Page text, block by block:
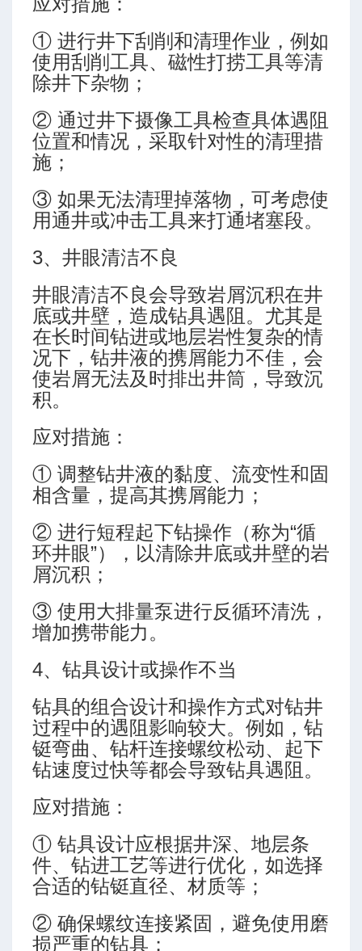
量推荐
7G)
① 进行井下刮削和清理作业，例如
使用刮削工具、磁性打捞工具等清
除井下杂物；
② 通过井下摄像工具检查具体遇阻
位置和情况，采取针对性的清理措
施；
③ 如果无法清理掉落物，可考虑使
用通井或冲击工具来打通堵塞段。
3、井眼清洁不良
井眼清洁不良会导致岩屑沉积在井
底或井壁，造成钻具遇阻。尤其是
在长时间钻进或地层岩性复杂的情
况下，钻井液的携屑能力不佳，会
使岩屑无法及时排出井筒，导致沉
积。
应对措施：
① 调整钻井液的黏度、流变性和固
相含量，提高其携屑能力；
② 进行短程起下钻操作（称为“循
环井眼”），以清除井底或井壁的岩
屑沉积；
③ 使用大排量泵进行反循环清洗，
增加携带能力。
4、钻具设计或操作不当
钻具的组合设计和操作方式对钻井
过程中的遇阻影响较大。例如，钻
铤弯曲、钻杆连接螺纹松动、起下
钻速度过快等都会导致钻具遇阻。
应对措施：
① 钻具设计应根据井深、地层条
件、钻进工艺等进行优化，如选择
合适的钻铤直径、材质等；
② 确保螺纹连接紧固，避免使用磨
损严重的钻具；